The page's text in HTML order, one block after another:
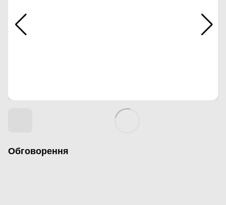
Обговорення